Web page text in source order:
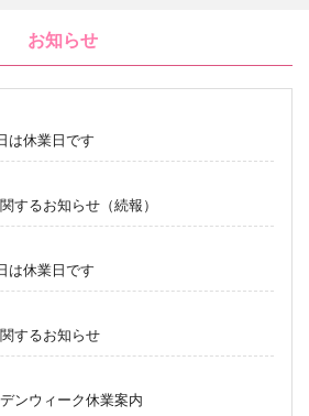
お知らせ
は休業日です
するお知らせ（続報）
は休業日です
するお知らせ
ンウィーク休業案内